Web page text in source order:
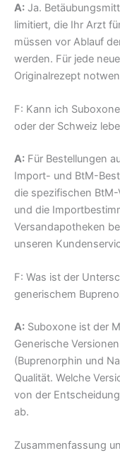
A: Ja.
limitiert, die Ihr Arzt
müssen vor Ablauf
werden. Für jede
Originalrezept
F: Kann ich
oder der Schweiz
A: Für Bestellungen
Import- und BtM-
die spezifischen
und die
Versandapotheken
unseren
F: Was ist der
generischem
A: Suboxone ist der
Generische
(Buprenorphin und
Qualität. Welche
von der
ab.
Zusammenfassung